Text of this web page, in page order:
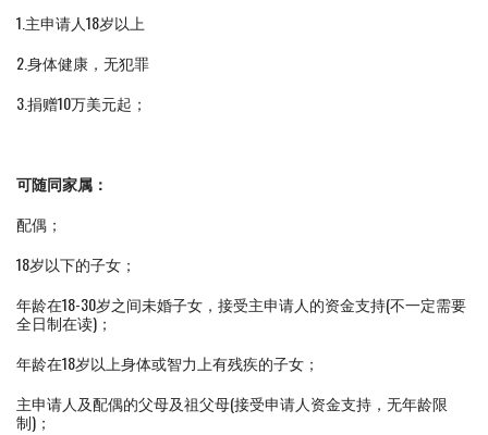
1.主申请人18岁以上
2.身体健康，无犯罪
3.捐赠10万美元起；
可随同家属：
配偶；
18岁以下的子女；
年龄在18-30岁之间未婚子女，接受主申请人的资金支持(不一定需要
全日制在读)；
年龄在18岁以上身体或智力上有残疾的子女；
主申请人及配偶的父母及祖父母(接受申请人资金支持，无年龄限
制)；